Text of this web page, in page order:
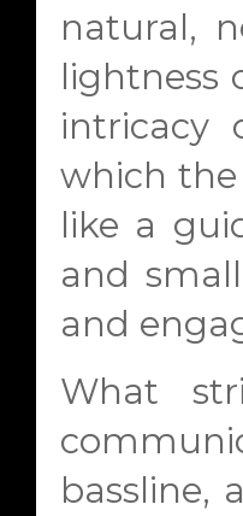
natural,
lightness
intricacy
which the
like a
and
and
What
bassline,